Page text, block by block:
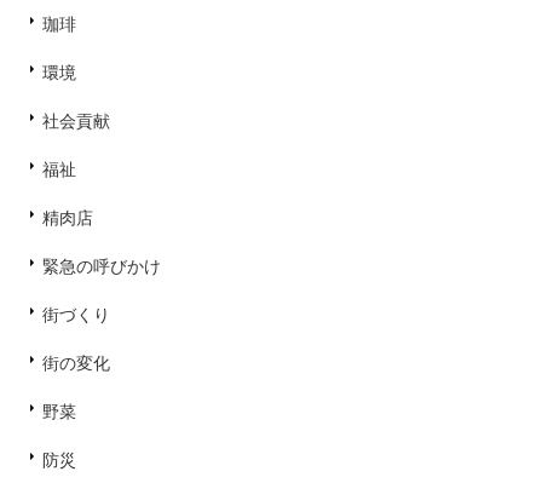
珈琲
環境
社会貢献
福祉
精肉店
緊急の呼びかけ
街づくり
街の変化
野菜
防災